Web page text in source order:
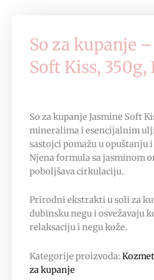
So za kupanje
Soft Kiss, 350g,
So za kupanje Jasmine Soft
mineralima i esencijalnim
sastojci pomažu u opuštanju
Njena formula sa jasminom
poboljšava cirkulaciju.
Prirodni ekstrakti u soli za
dubinsku negu i osvežavaju
relaksaciju i negu kože.
Kategorije proizvoda:
za kupanje